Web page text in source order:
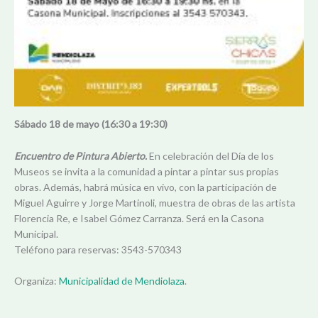
Sábado 18 de mayo (16:30 a 19:30)
Encuentro de Pintura Abierto.En celebración del Día de los
Museos se invita a la comunidad a pintar a pintar sus propias
obras. Además, habrá música en vivo, con la participación de
Miguel Aguirre y Jorge Martinoli, muestra de obras de las artista
Florencia Re, e Isabel Gómez Carranza. Será en la Casona
Municipal.
Teléfono para reservas: 3543-570343
Organiza: Municipalidad de Mendiolaza.